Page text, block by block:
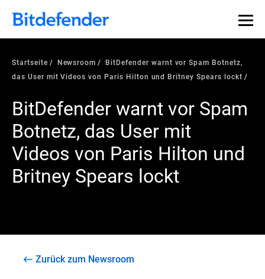
Startseite Newsroom
BitDefender warnt vor Spam Botnetz,
das User mit Videos von Paris Hilton und Britney Spears lockt
BitDefender warnt vor Spam
Botnetz, das User mit
Videos von Paris Hilton und
Britney Spears lockt
Zurück zum Newsroom